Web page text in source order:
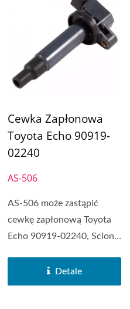
Cewka Zapłonowa
Toyota Echo 90919-
02240
AS-506
AS-506 może zastąpić
cewkę zapłonową Toyota
Echo 90919-02240, Scion
Detale